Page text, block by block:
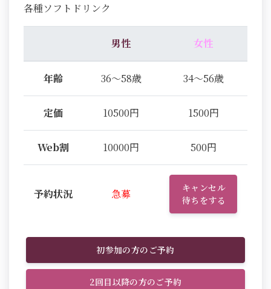
各種ソフトドリンク
男性 女性
年齢 36～58歳 34～56歳
定価 10500円 1500円
Web割 10000円 500円
予約状況 急募
キャンセル
待ちをする
初参加の方のご予約
2回目以降の方のご予約